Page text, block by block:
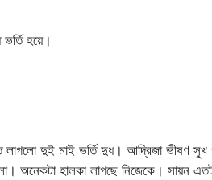
হয়ে।
লাগলো দুই মাই ভর্তি দুধ। আদ্রিজা ভীষণ সুখ
অনেকটা হালকা লাগছে নিজেকে। সায়ন